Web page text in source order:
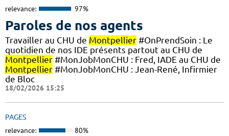
relevance: 97%
Paroles de nos agents
Travailler au CHU de Montpellier #OnPrendSoin : Le
quotidien de nos IDE présents partout au CHU de
Montpellier #MonJobMonCHU : Fred, IADE au CHU de
Montpellier #MonJobMonCHU : Jean-René, Infirmier
de Bloc
18/02/2026 15:25
PAGES
relevance: 80%